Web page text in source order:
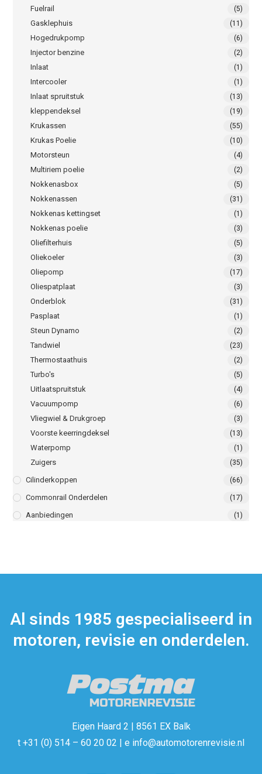
Fuelrail (5)
Gasklephuis (11)
Hogedrukpomp (6)
Injector benzine (2)
Inlaat (1)
Intercooler (1)
Inlaat spruitstuk (13)
kleppendeksel (19)
Krukassen (55)
Krukas Poelie (10)
Motorsteun (4)
Multiriem poelie (2)
Nokkenasbox (5)
Nokkenassen (31)
Nokkenas kettingset (1)
Nokkenas poelie (3)
Oliefilterhuis (5)
Oliekoeler (3)
Oliepomp (17)
Oliespatplaat (3)
Onderblok (31)
Pasplaat (1)
Steun Dynamo (2)
Tandwiel (23)
Thermostaathuis (2)
Turbo's (5)
Uitlaatspruitstuk (4)
Vacuumpomp (6)
Vliegwiel & Drukgroep (3)
Voorste keerringdeksel (13)
Waterpomp (1)
Zuigers (35)
Cilinderkoppen (66)
Commonrail Onderdelen (17)
Aanbiedingen (1)
Al sinds 1985 gespecialiseerd in
motoren, revisie en onderdelen.
Eigen Haard 2 | 8561 EX Balk
t +31 (0) 514 – 60 20 02 | e info@automotorenrevisie.nl